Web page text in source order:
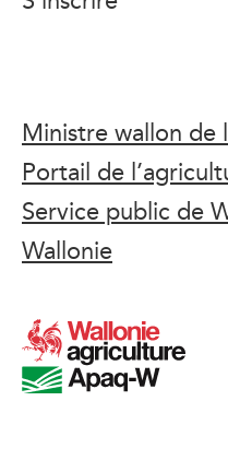
Ministre wallon de
Portail de
Service public de
Wallonie